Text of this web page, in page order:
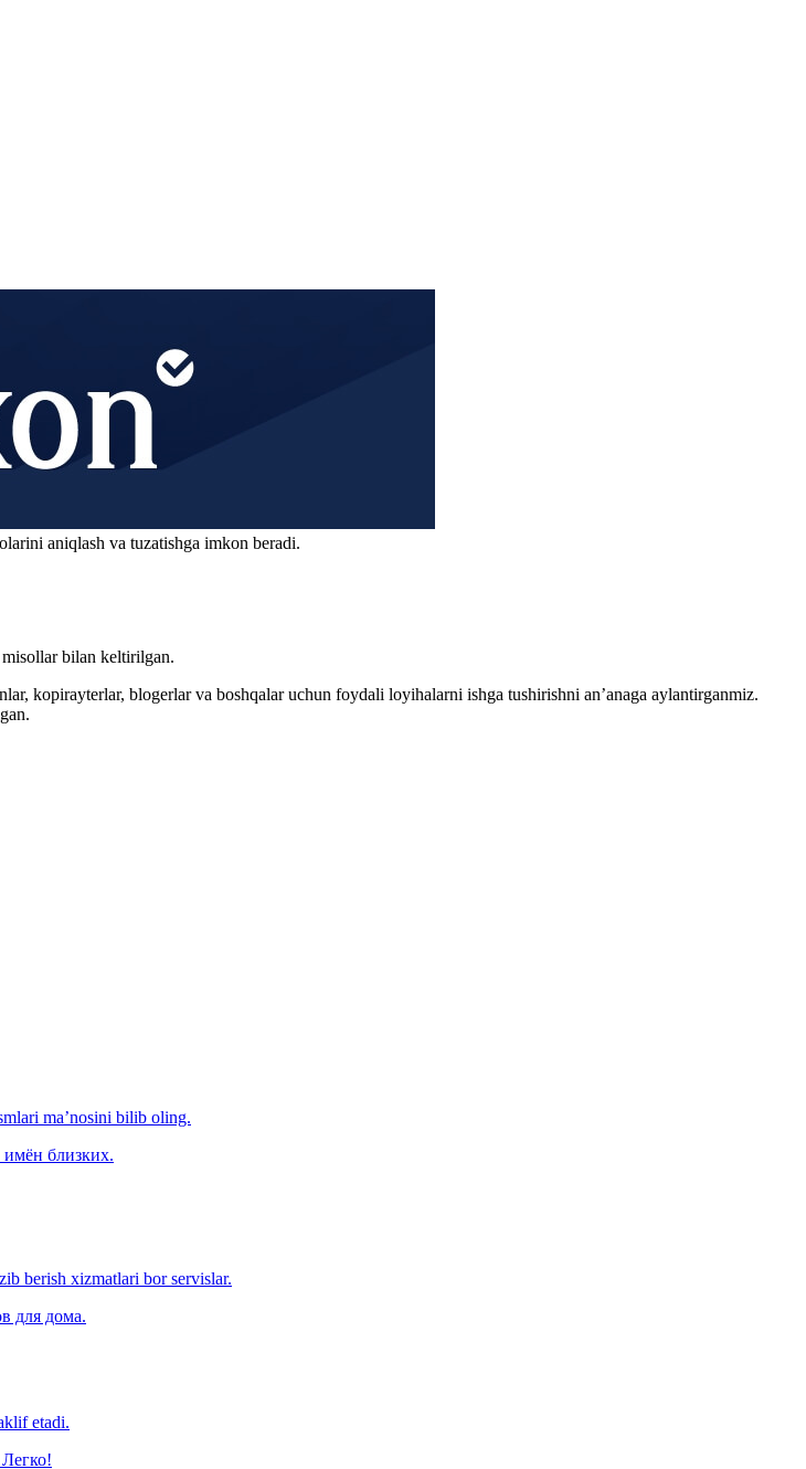
aniqlash va tuzatishga imkon beradi.
bilan keltirilgan.
kopirayterlar, blogerlar va boshqalar uchun foydali loyihalarni ishga tushirishni an’anaga aylantirganmiz.
ma’nosini bilib oling.
близких.
berish xizmatlari bor servislar.
для дома.
etadi.